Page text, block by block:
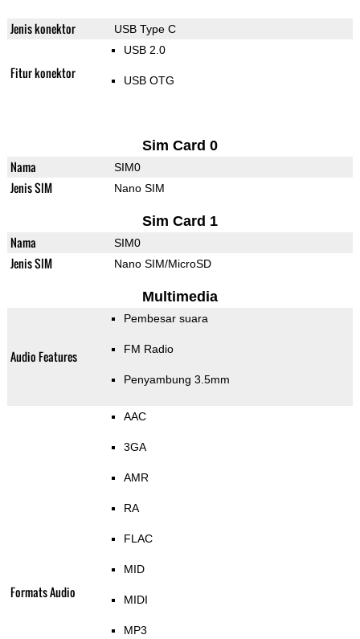
Jenis konektor USB Type C
Fitur konektor
USB 2.0
USB OTG
Sim Card 0
Nama SIM0
Jenis SIM Nano SIM
Sim Card 1
Nama SIM0
Jenis SIM Nano SIM/MicroSD
Multimedia
Audio Features
Pembesar suara
FM Radio
Penyambung 3.5mm
Formats Audio
AAC
3GA
AMR
RA
FLAC
MID
MIDI
MP3